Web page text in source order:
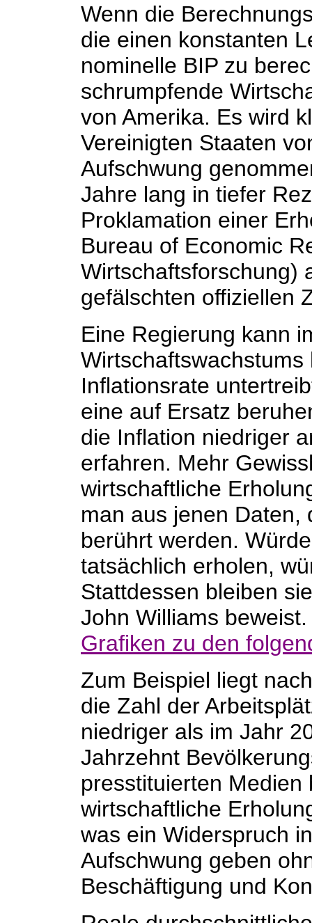
Wenn die
die einen konstanten
nominelle BIP zu
schrumpfende
von Amerika. Es wird
Vereinigten Staaten
Aufschwung
Jahre lang in tiefer
Proklamation einer
Bureau of Economic
Wirtschaftsforschung)
gefälschten offiziellen
Eine Regierung kann
Inflationsrate
eine auf Ersatz
die Inflation niedriger
erfahren. Mehr
wirtschaftliche
man aus jenen Daten,
berührt werden.
tatsächlich erholen,
Stattdessen bleiben
John Williams
Grafiken zu den
Zum Beispiel liegt
die Zahl der
niedriger als im Jahr
Jahrzehnt
presstituierten
wirtschaftliche
was ein Widerspruch
Aufschwung geben
Beschäftigung und